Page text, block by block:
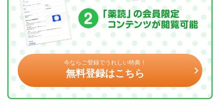
今ならご登録でうれしい特典！
無料登録はこちら